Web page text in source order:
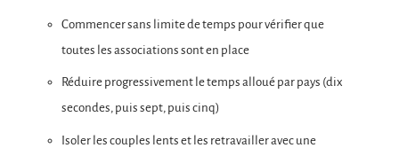
Commencer sans limite de temps pour vérifier que
toutes les associations sont en place
Réduire progressivement le temps alloué par pays (dix
secondes, puis sept, puis cinq)
Isoler les couples lents et les retravailler avec une